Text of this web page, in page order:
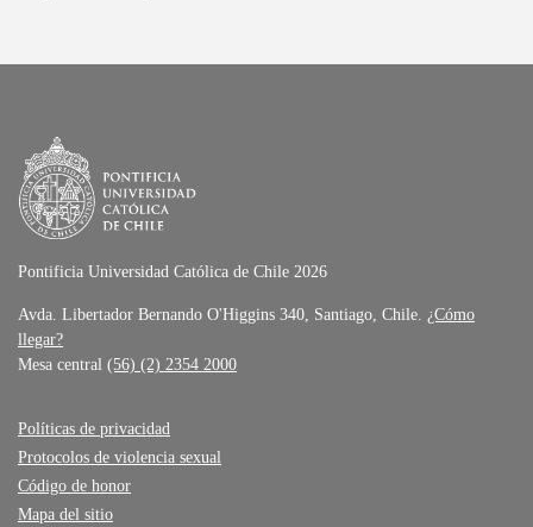
Pontificia Universidad Católica de Chile 2026
Avda. Libertador Bernando O'Higgins 340, Santiago, Chile. ¿Cómo
llegar?
Mesa central (56) (2) 2354 2000
Políticas de privacidad
Protocolos de violencia sexual
Código de honor
Mapa del sitio